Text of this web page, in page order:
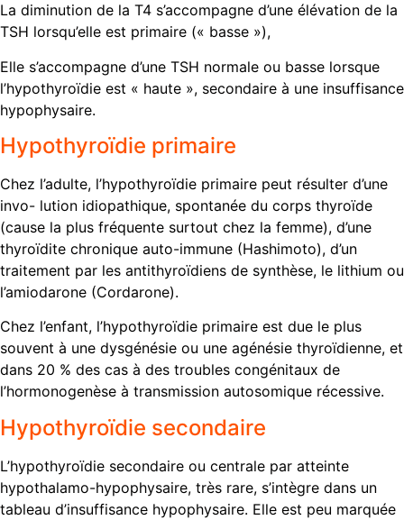
La diminution de la T4 s’accompagne d’une élévation de la
TSH lors­qu’elle est primaire (« basse »),
Elle s’accompagne d’une TSH normale ou basse lorsque
l’hypothy­roïdie est « haute », secondaire à une insuffisance
hypophysaire.
Hypothyroïdie primaire
Chez l’adulte, l’hypothyroïdie primaire peut résulter d’une
invo- lution idiopathique, spontanée du corps thyroïde
(cause la plus fréquente surtout chez la femme), d’une
thyroïdite chronique auto-immune (Hashimoto), d’un
traitement par les antithyroïdiens de synthèse, le lithium ou
l’amiodarone (Cordarone).
Chez l’enfant, l’hypothyroïdie primaire est due le plus
souvent à une dysgénésie ou une agénésie thyroïdienne, et
dans 20 % des cas à des troubles congénitaux de
l’hormonogenèse à transmission autosomique récessive.
Hypothyroïdie secondaire
L’hypothyroïdie secondaire ou centrale par atteinte
hypothalamo-hypo­physaire, très rare, s’intègre dans un
tableau d’insuffisance hypo­physaire. Elle est peu marquée